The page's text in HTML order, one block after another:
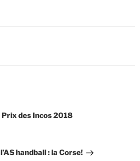
des Incos 2018
handball : la Corse!